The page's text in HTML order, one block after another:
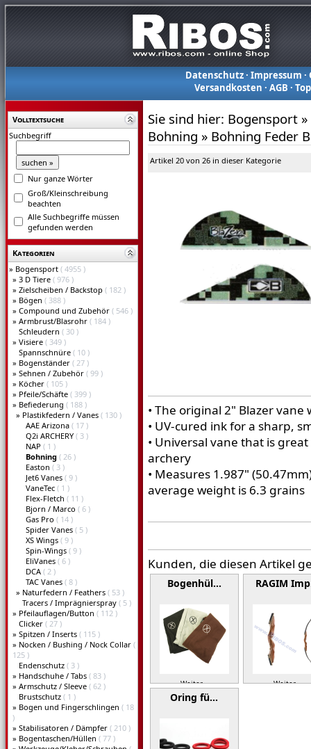
Datenschutz· Impressum ·
Versandkosten ·AGB ·
Volltextsuche
Suchbegriff
Nur ganze Wörter
Groß/Kleinschreibung
beachten
Alle Suchbegriffe müssen
gefunden werden
Kategorien
» Bogensport ( 4955 )
» 3 D Tiere ( 976 )
» Zielscheiben / Backstop ( 182 )
» Bögen ( 388 )
» Compound und Zubehör ( 546 )
» Armbrust/Blasrohr ( 184 )
Schleudern ( 30 )
» Visiere ( 349 )
Spannschnüre ( 10 )
» Bogenständer ( 27 )
» Sehnen / Zubehör ( 99 )
» Köcher ( 105 )
» Pfeile/Schäfte ( 399 )
» Befiederung ( 188 )
» Plastikfedern / Vanes ( 130 )
AAE Arizona ( 17 )
Q2i ARCHERY ( 3 )
NAP ( 1 )
Bohning ( 26 )
Easton ( 3 )
Jet6 Vanes ( 9 )
VaneTec ( 1 )
Flex-Fletch ( 11 )
Bjorn / Marco ( 6 )
Gas Pro ( 14 )
Spider Vanes ( 5 )
XS Wings ( 9 )
Spin-Wings ( 9 )
EliVanes ( 6 )
DCA ( 2 )
TAC Vanes ( 8 )
» Naturfedern / Feathers ( 53 )
Tracers / Imprägnierspray ( 5 )
» Pfeilauflagen/Button ( 112 )
Clicker ( 27 )
» Spitzen / Inserts ( 115 )
» Nocken / Bushing / Nock Collar (
125 )
Endenschutz ( 3 )
» Handschuhe / Tabs ( 83 )
» Armschutz / Sleeve ( 62 )
Brustschutz ( 1 )
» Bogen und Fingerschlingen ( 18
)
» Stabilisatoren / Dämpfer ( 210 )
» Bogentaschen/Hüllen ( 77 )
Sie sind hier: Bogensport »
Bohning » Bohning Feder
Artikel 20 von 26 in dieser Kategorie
• The original 2" Blazer vane
• UV-cured ink for a sharp,
• Universal vane that is
archery
• Measures 1.987"
average weight is 6.3 grains
Kunden, die diesen Artikel
Bogenhül…
Weiter »
RAGIM
Weiter »
Oring fü…